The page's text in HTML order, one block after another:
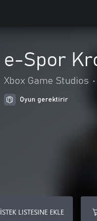
e-Spor
Xbox Game Studios •
Oyun gerektirir
İSTEK LISTESINE EKLE